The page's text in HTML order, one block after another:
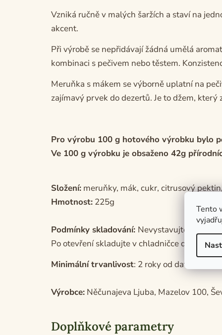
Tento
Vzniká ručně v malých šaržích a staví na
akcent.
Při výrobě se nepřidávají žádná umělá
kombinaci s pečivem nebo těstem.
Meruňka s mákem se výborně uplatní na
zajímavý prvek do dezertů. Je to džem,
Pro výrobu 100 g hotového výrobku bylo
Ve 100 g výrobku je obsaženo 42g
Složení: meruňky, mák, cukr, citrusový
Hmotnost: 225g
Podmínky skladování: Nevystavujte
Po otevření skladujte v chladničce do 10 °C
Minimální trvanlivost: 2 roky od data výroby
Výrobce: Něčunajeva Ljuba, Mazelov 100,
Doplňkové parametry